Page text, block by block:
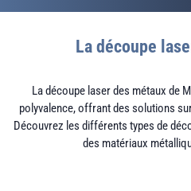
La découpe
La découpe laser des métaux de
polyvalence, offrant des solutions
Découvrez les différents types de
des matériaux